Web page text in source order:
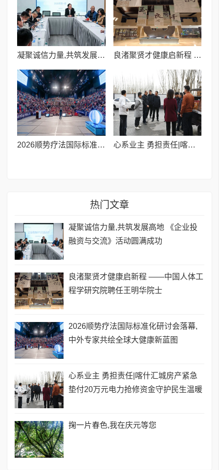
凝聚诚信力量,共筑发展高地 《企业投融资与交流》活动圆满成功 良渚聚贤才健康启新程 ——中国人体工程学研究院聘任王明华院士
​2026顺势疗法国际标准化研讨会落幕,中外专家共绘全球大健康新蓝图 心系业主 勇担责任|喀什汇城房产紧急垫付20万元电力抢修资金守护民生温暖
热门文章
凝聚诚信力量,共筑发展高地 《企业投
融资与交流》活动圆满成功
良渚聚贤才健康启新程 ——中国人体工
程学研究院聘任王明华院士
​2026顺势疗法国际标准化研讨会落幕,
中外专家共绘全球大健康新蓝图
心系业主 勇担责任|喀什汇城房产紧急
垫付20万元电力抢修资金守护民生温暖
掬一片春色,我在庆元等您